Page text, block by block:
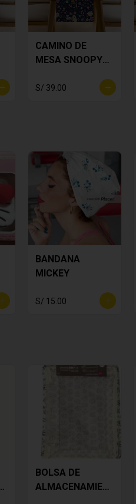
CAMINO DE
MESA SNOOPY
S/ 39.00
BANDANA
MICKEY
S/ 15.00
BOLSA DE
ALMACENAMIEN